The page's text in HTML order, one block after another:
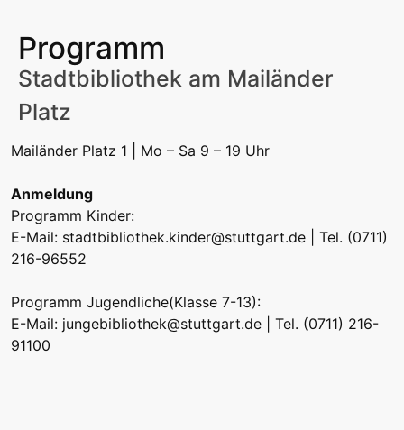
Programm
Stadtbibliothek am Mailänder
Platz
Mailänder Platz 1 | Mo – Sa 9 – 19 Uhr
Anmeldung
Programm Kinder:
E-Mail: stadtbibliothek.kinder@stuttgart.de | Tel. (0711)
216-96552
Programm Jugendliche(Klasse 7-13):
E-Mail: jungebibliothek@stuttgart.de | Tel. (0711) 216-
91100